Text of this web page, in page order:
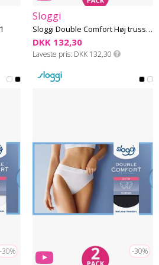
Sloggi
Sloggi Double Comfort Høj trusse - Bomuld - 2 Pak
DKK 132,30
Laveste pris DKK 132,30
-30% -30%